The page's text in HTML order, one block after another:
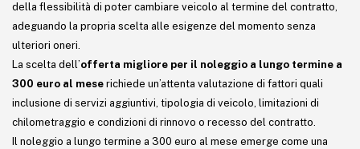
della flessibilità di poter cambiare veicolo al termine del contratto,
adeguando la propria scelta alle esigenze del momento senza
ulteriori oneri.
La scelta dell’offerta migliore per il noleggio a lungo termine a
300 euro al mese richiede un’attenta valutazione di fattori quali
inclusione di servizi aggiuntivi, tipologia di veicolo, limitazioni di
chilometraggio e condizioni di rinnovo o recesso del contratto.
Il noleggio a lungo termine a 300 euro al mese emerge come una